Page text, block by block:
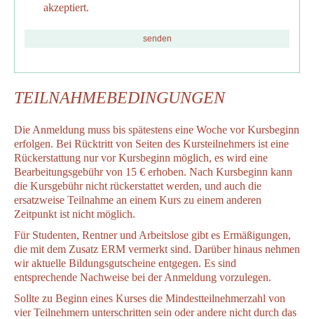
akzeptiert.
senden
TEILNAHMEBEDINGUNGEN
Die Anmeldung muss bis spätestens eine Woche vor Kursbeginn
erfolgen. Bei Rücktritt von Seiten des Kursteilnehmers ist eine
Rückerstattung nur vor Kursbeginn möglich, es wird eine
Bearbeitungsgebühr von 15 € erhoben. Nach Kursbeginn kann
die Kursgebühr nicht rückerstattet werden, und auch die
ersatzweise Teilnahme an einem Kurs zu einem anderen
Zeitpunkt ist nicht möglich.
Für Studenten, Rentner und Arbeitslose gibt es Ermäßigungen,
die mit dem Zusatz ERM vermerkt sind. Darüber hinaus nehmen
wir aktuelle Bildungsgutscheine entgegen. Es sind
entsprechende Nachweise bei der Anmeldung vorzulegen.
Sollte zu Beginn eines Kurses die Mindestteilnehmerzahl von
vier Teilnehmern unterschritten sein oder andere nicht durch das